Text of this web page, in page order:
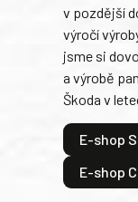
v pozdější
výročí
jsme si
a výrobě
Škoda v
E-shop
E-shop